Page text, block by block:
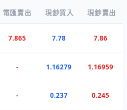
電匯賣出 現鈔買入 現鈔賣出
7.865 7.78 7.86
- 1.16279 1.16959
- 0.237 0.245